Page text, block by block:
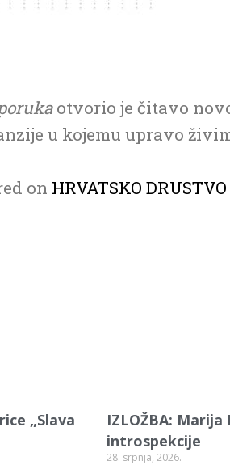
otvorio je čitavo
u kojemu upravo
on HRVATSKO
„Slava
IZLOŽBA:
introspekcije
28. srpnja, 2026.